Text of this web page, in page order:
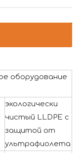
оборудование
экологически
чистый LLDPE с
защитой от
ультрафиолета